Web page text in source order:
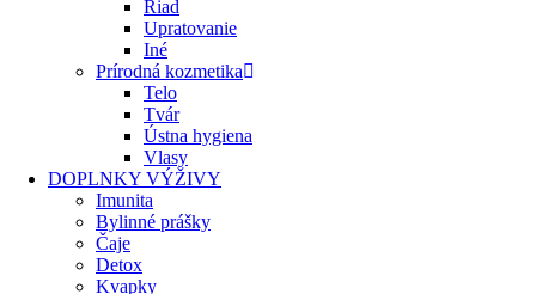
Riad
Upratovanie
Iné
Prírodná kozmetika
Telo
Tvár
Ústna hygiena
Vlasy
DOPLNKY VÝŽIVY
Imunita
Bylinné prášky
Čaje
Detox
Kvapky